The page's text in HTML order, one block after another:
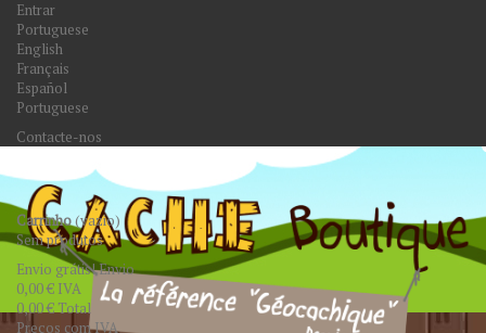
Entrar
Portuguese
English
Français
Español
Portuguese
Contacte-nos
Carrinho(vazio)
Sem produtos
Envio grátis!Envio
0,00 € IVA
0,00 €Total
Preços com IVA